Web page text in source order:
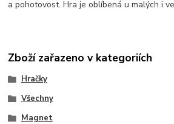
a pohotovost. Hra je oblíbená u malých i
Zboží zařazeno v kategoriích
Hračky
Všechny
Magnet